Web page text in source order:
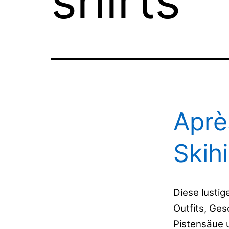
Diese
Outfits,
Pistensäue